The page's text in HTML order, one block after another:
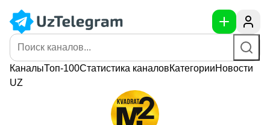
КаналыТоп-100Статистика каналовКатегорииНовости
UZ